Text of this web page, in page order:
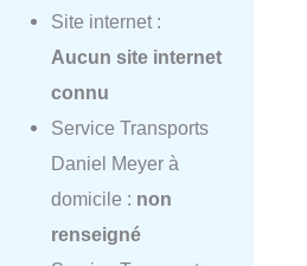
Site internet :
Aucun site internet
connu
Service Transports
Daniel Meyer à
domicile : non
renseigné